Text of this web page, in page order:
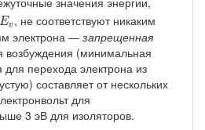
Ev
Ev, не соответствуют никаким
электрона — запрещенная
возбуждения (минимальная
перехода электрона из
составляет от нескольких
для
3 эВ для изоляторов.